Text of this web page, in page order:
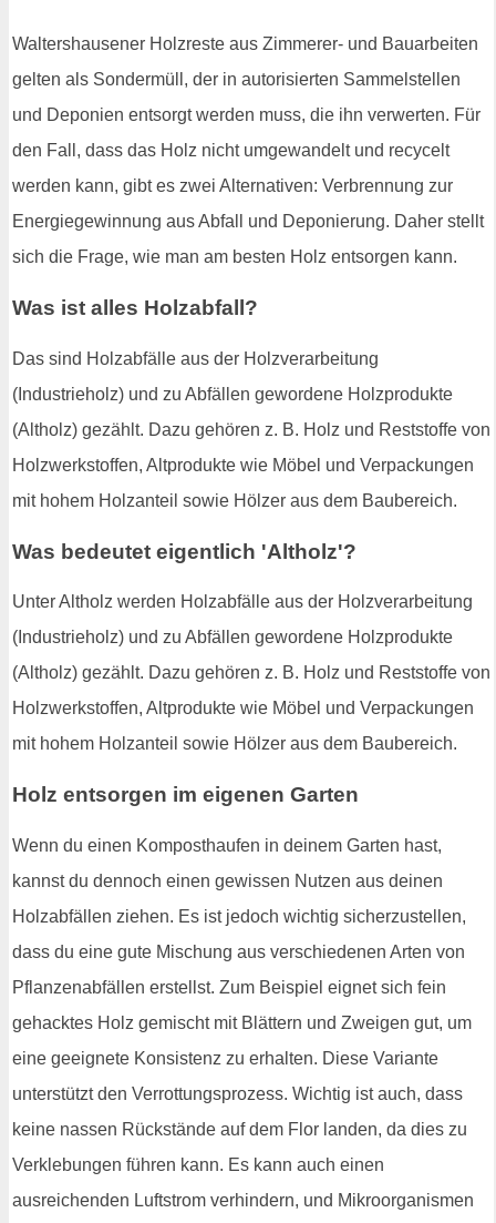
Waltershausener Holzreste aus Zimmerer- und Bauarbeiten
gelten als Sondermüll, der in autorisierten Sammelstellen
und Deponien entsorgt werden muss, die ihn verwerten. Für
den Fall, dass das Holz nicht umgewandelt und recycelt
werden kann, gibt es zwei Alternativen: Verbrennung zur
Energiegewinnung aus Abfall und Deponierung. Daher stellt
sich die Frage, wie man am besten Holz entsorgen kann.
Was ist alles Holzabfall?
Das sind Holzabfälle aus der Holzverarbeitung
(Industrieholz) und zu Abfällen gewordene Holzprodukte
(Altholz) gezählt. Dazu gehören z. B. Holz und Reststoffe von
Holzwerkstoffen, Altprodukte wie Möbel und Verpackungen
mit hohem Holzanteil sowie Hölzer aus dem Baubereich.
Was bedeutet eigentlich 'Altholz'?
Unter Altholz werden Holzabfälle aus der Holzverarbeitung
(Industrieholz) und zu Abfällen gewordene Holzprodukte
(Altholz) gezählt. Dazu gehören z. B. Holz und Reststoffe von
Holzwerkstoffen, Altprodukte wie Möbel und Verpackungen
mit hohem Holzanteil sowie Hölzer aus dem Baubereich.
Holz entsorgen im eigenen Garten
Wenn du einen Komposthaufen in deinem Garten hast,
kannst du dennoch einen gewissen Nutzen aus deinen
Holzabfällen ziehen. Es ist jedoch wichtig sicherzustellen,
dass du eine gute Mischung aus verschiedenen Arten von
Pflanzenabfällen erstellst. Zum Beispiel eignet sich fein
gehacktes Holz gemischt mit Blättern und Zweigen gut, um
eine geeignete Konsistenz zu erhalten. Diese Variante
unterstützt den Verrottungsprozess. Wichtig ist auch, dass
keine nassen Rückstände auf dem Flor landen, da dies zu
Verklebungen führen kann. Es kann auch einen
ausreichenden Luftstrom verhindern, und Mikroorganismen